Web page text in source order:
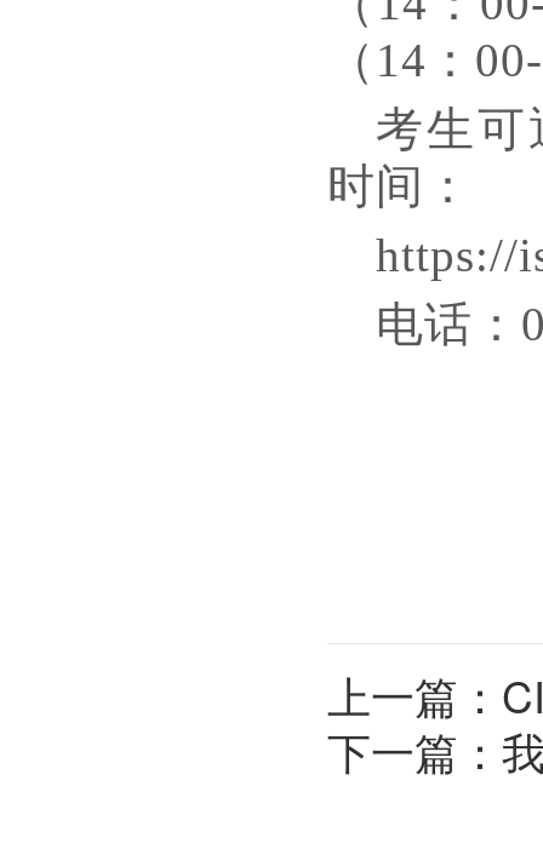
（ 14 ： 0
考生可
时间：
https://
电话：
上一篇：
下一篇：